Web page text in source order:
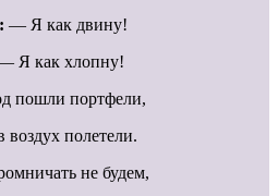
— Я как двину!
Я как хлопну!
пошли портфели,
полетели.
не будем,